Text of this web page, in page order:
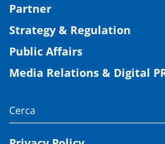
Partner
Strategy & Regulation
Public Affairs
Media Relations & Digital